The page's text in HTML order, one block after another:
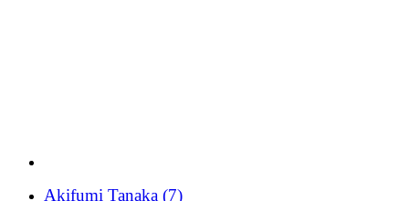
Akifumi Tanaka (7)